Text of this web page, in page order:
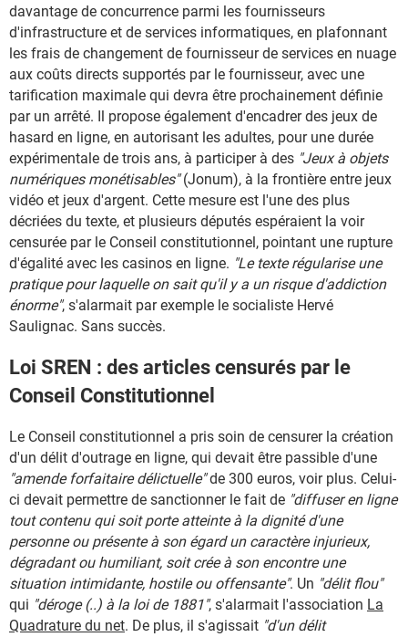
davantage de concurrence parmi les fournisseurs
d'infrastructure et de services informatiques, en plafonnant
les frais de changement de fournisseur de services en nuage
aux coûts directs supportés par le fournisseur, avec une
tarification maximale qui devra être prochainement définie
par un arrêté. Il propose également d'encadrer des jeux de
hasard en ligne, en autorisant les adultes, pour une durée
expérimentale de trois ans, à participer à des "Jeux à objets
numériques monétisables"(Jonum), à la frontière entre jeux
vidéo et jeux d'argent. Cette mesure est l'une des plus
décriées du texte, et plusieurs députés espéraient la voir
censurée par le Conseil constitutionnel, pointant une rupture
d'égalité avec les casinos en ligne. "Le texte régularise une
pratique pour laquelle on sait qu'il y a un risque d'addiction
énorme", s'alarmait par exemple le socialiste Hervé
Saulignac. Sans succès.
Loi SREN : des articles censurés par le
Conseil Constitutionnel
Le Conseil constitutionnel a pris soin de censurer la création
d'un délit d'outrage en ligne, qui devait être passible d'une
"amende forfaitaire délictuelle"de 300 euros, voir plus. Celui-
ci devait permettre de sanctionner le fait de "diffuser en ligne
tout contenu qui soit porte atteinte à la dignité d'une
personne ou présente à son égard un caractère injurieux,
dégradant ou humiliant, soit crée à son encontre une
situation intimidante, hostile ou offensante". Un "délit flou"
qui "déroge (..) à la loi de 1881", s'alarmait l'association La
Quadrature du net. De plus, il s'agissait "d'un délit